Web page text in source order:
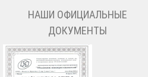
НАШИ ОФИЦИАЛЬНЫЕ
ДОКУМЕНТЫ